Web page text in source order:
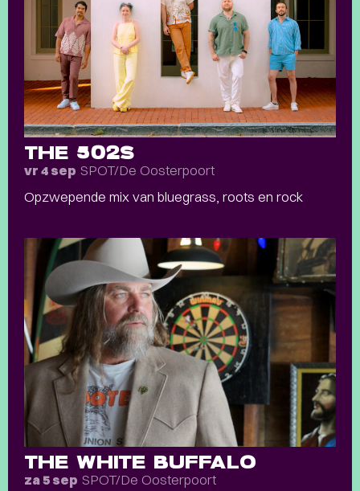
THE 502S
vr 4 sep SPOT/De Oosterpoort
Opzwepende mix van bluegrass, roots en rock
THE WHITE BUFFALO
za 5 sep SPOT/De Oosterpoort